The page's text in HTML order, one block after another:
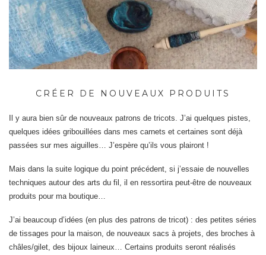
CRÉER DE NOUVEAUX PRODUITS
Il y aura bien sûr de nouveaux patrons de tricots. J’ai quelques pistes,
quelques idées gribouillées dans mes carnets et certaines sont déjà
passées sur mes aiguilles… J’espère qu’ils vous plairont !
Mais dans la suite logique du point précédent, si j’essaie de nouvelles
techniques autour des arts du fil, il en ressortira peut-être de nouveaux
produits pour ma boutique…
J’ai beaucoup d’idées (en plus des patrons de tricot) : des petites séries
de tissages pour la maison, de nouveaux sacs à projets, des broches à
châles/gilet, des bijoux laineux… Certains produits seront réalisés